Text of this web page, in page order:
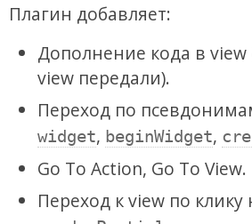
Плагин добавляет:
Дополнение кода в view
view передали).
Переход по
widget, beginWidget,
Go To Action, Go To View.
Переход к view по клику